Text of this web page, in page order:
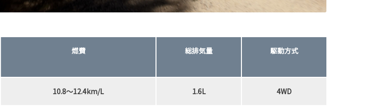
燃費 総排気量 駆動方式
10.8～12.4km/L 1.6L 4WD